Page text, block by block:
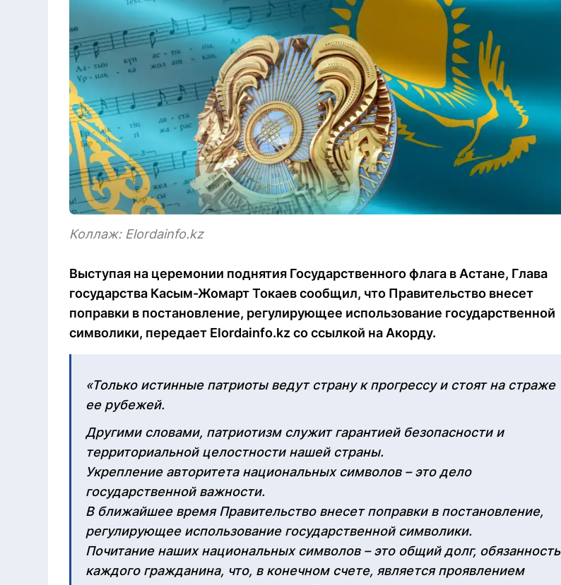
Коллаж: Elordainfo.kz
Выступая на церемонии поднятия Государственного флага в Астане, Глава
государства Касым-Жомарт Токаев сообщил, что Правительство внесет
поправки в постановление, регулирующее использование государственной
символики, передает Elordainfo.kz со ссылкой на Акорду.
«Только истинные патриоты ведут страну к прогрессу и стоят на страже
ее рубежей.
Другими словами, патриотизм служит гарантией безопасности и
территориальной целостности нашей страны.
Укрепление авторитета национальных символов – это дело
государственной важности.
В ближайшее время Правительство внесет поправки в постановление,
регулирующее использование государственной символики.
Почитание наших национальных символов – это общий долг, обязанность
каждого гражданина, что, в конечном счете, является проявлением